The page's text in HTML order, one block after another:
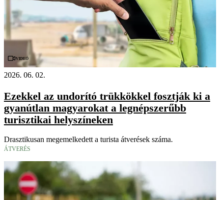
Videó
2026. 06. 02.
Ezekkel az undorító trükkökkel fosztják ki a
gyanútlan magyarokat a legnépszerűbb
turisztikai helyszíneken
Drasztikusan megemelkedett a turista átverések száma.
ÁTVERÉS